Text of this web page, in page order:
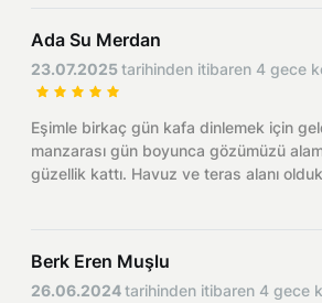
Ada Su Merdan
23.07.2025tarihinden itibaren 4 gece
Eşimle birkaç gün kafa dinlemek için
manzarası gün boyunca gözümüzü
güzellik kattı. Havuz ve teras alanı
Berk Eren Muşlu
26.06.2024tarihinden itibaren 4 gece